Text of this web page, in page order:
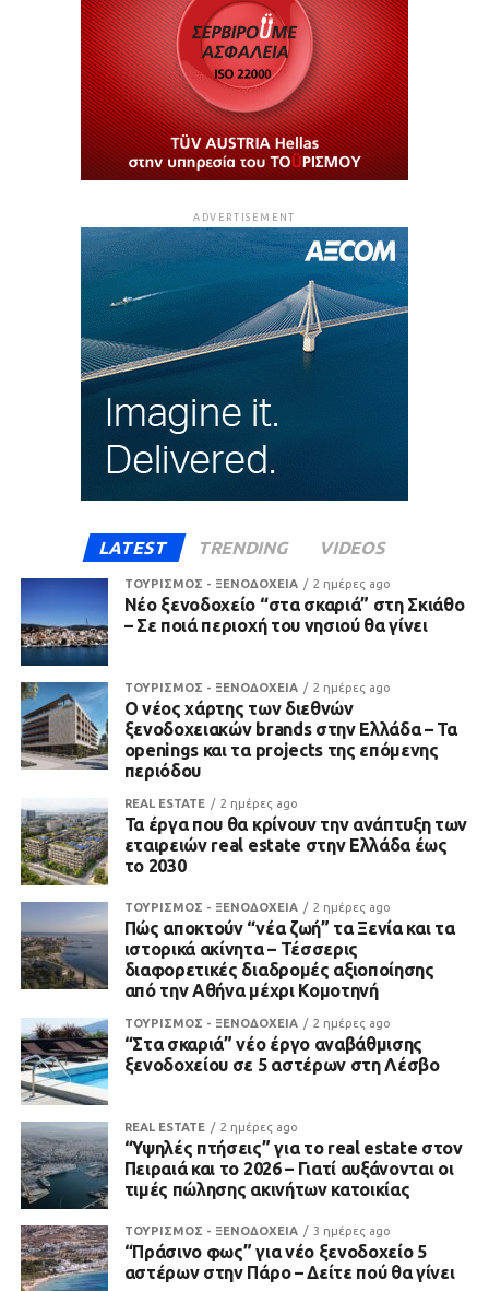
ADVERTISEMENT
LATEST TRENDING VIDEOS
ΤΟΥΡΙΣΜΟΣ - ΞΕΝΟΔΟΧΕΙΑ 2 ημέρες ago
Νέο ξενοδοχείο “στα σκαριά” στη Σκιάθο
– Σε ποιά περιοχή του νησιού θα γίνει
ΤΟΥΡΙΣΜΟΣ - ΞΕΝΟΔΟΧΕΙΑ 2 ημέρες ago
Ο νέος χάρτης των διεθνών
ξενοδοχειακών brands στην Ελλάδα – Τα
openings και τα projects της επόμενης
περιόδου
REAL ESTATE 2 ημέρες ago
Τα έργα που θα κρίνουν την ανάπτυξη των
εταιρειών real estate στην Ελλάδα έως
το 2030
ΤΟΥΡΙΣΜΟΣ - ΞΕΝΟΔΟΧΕΙΑ 2 ημέρες ago
Πώς αποκτούν “νέα ζωή” τα Ξενία και τα
ιστορικά ακίνητα – Τέσσερις
διαφορετικές διαδρομές αξιοποίησης
από την Αθήνα μέχρι Κομοτηνή
ΤΟΥΡΙΣΜΟΣ - ΞΕΝΟΔΟΧΕΙΑ 2 ημέρες ago
“Στα σκαριά” νέο έργο αναβάθμισης
ξενοδοχείου σε 5 αστέρων στη Λέσβο
REAL ESTATE 2 ημέρες ago
“Υψηλές πτήσεις” για το real estate στον
Πειραιά και το 2026 – Γιατί αυξάνονται οι
τιμές πώλησης ακινήτων κατοικίας
ΤΟΥΡΙΣΜΟΣ - ΞΕΝΟΔΟΧΕΙΑ 3 ημέρες ago
“Πράσινο φως” για νέο ξενοδοχείο 5
αστέρων στην Πάρο – Δείτε πού θα γίνει